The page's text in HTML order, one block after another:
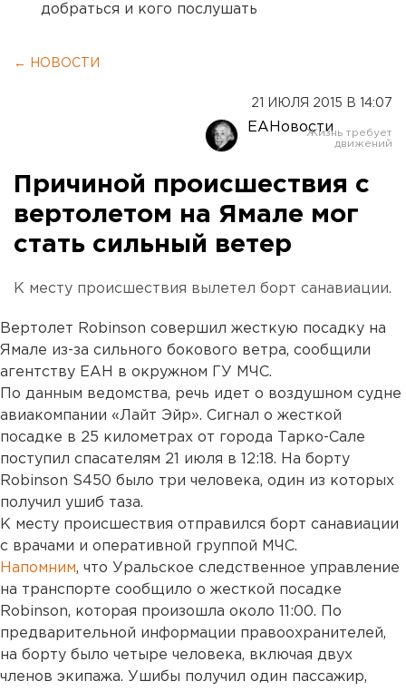
добраться и кого послушать
← НОВОСТИ
21 ИЮЛЯ 2015 В 14:07
ЕАНовости
Причиной происшествия с
вертолетом на Ямале мог
стать сильный ветер
К месту происшествия вылетел борт санавиации.
Вертолет Robinson совершил жесткую посадку на
Ямале из-за сильного бокового ветра, сообщили
агентству ЕАН в окружном ГУ МЧС.
По данным ведомства, речь идет о воздушном судне
авиакомпании «Лайт Эйр». Сигнал о жесткой
посадке в 25 километрах от города Тарко-Сале
поступил спасателям 21 июля в 12:18. На борту
Robinson S450 было три человека, один из которых
получил ушиб таза.
К месту происшествия отправился борт санавиации
с врачами и оперативной группой МЧС.
Напомним, что Уральское следственное управление
на транспорте сообщило о жесткой посадке
Robinson, которая произошла около 11:00. По
предварительной информации правоохранителей,
на борту было четыре человека, включая двух
членов экипажа. Ушибы получил один пассажир,